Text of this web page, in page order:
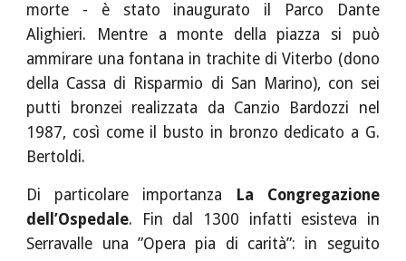
morte - è stato inaugurato il Parco Dante
Alighieri. Mentre a monte della piazza si può
ammirare una fontana in trachite di Viterbo (dono
della Cassa di Risparmio di San Marino), con sei
putti bronzei realizzata da Canzio Bardozzi nel
1987, così come il busto in bronzo dedicato a G.
Bertoldi.
Di particolare importanza
La Congregazione
dell’Ospedale. Fin dal 1300 infatti esisteva in
Serravalle una ”Opera pia di carità”: in seguito